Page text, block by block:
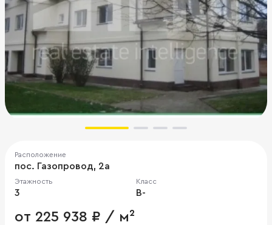
Расположение
пос. Газопровод, 2а
Этажность
3
Класс
B-
от 225 938 ₽ / м²